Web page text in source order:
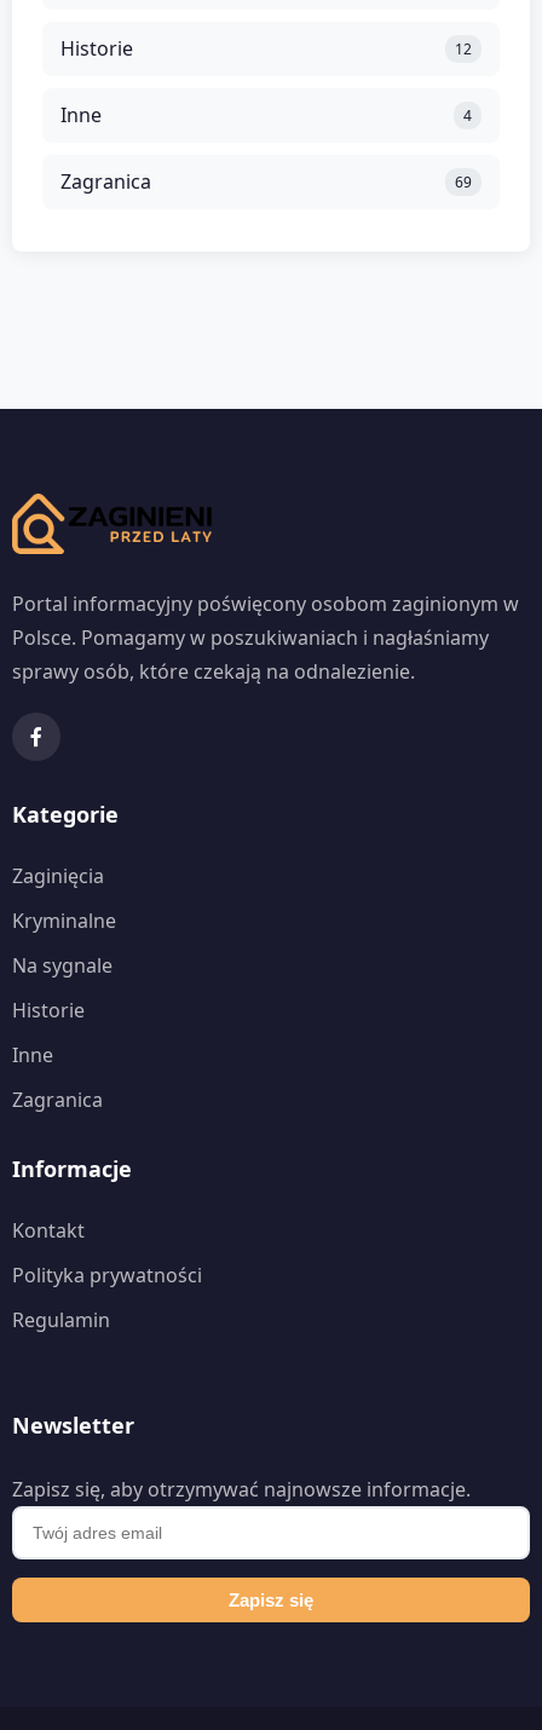
Historie 12
Inne 4
Zagranica 69
Portal informacyjny poświęcony osobom zaginionym w
Polsce. Pomagamy w poszukiwaniach i nagłaśniamy
sprawy osób, które czekają na odnalezienie.
Kategorie
Zaginięcia
Kryminalne
Na sygnale
Historie
Inne
Zagranica
Informacje
Kontakt
Polityka prywatności
Regulamin
Newsletter
Zapisz się, aby otrzymywać najnowsze informacje.
Zapisz się